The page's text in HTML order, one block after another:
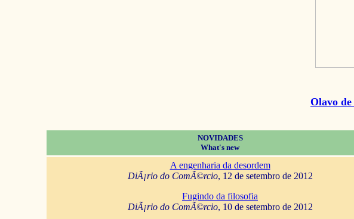
Olavo
NOVIDADES
What's new
A engenharia da desordem
DiÃ¡rio do ComÃ©rcio, 12 de setembro de 2012
Fugindo da filosofia
DiÃ¡rio do ComÃ©rcio, 10 de setembro de 2012